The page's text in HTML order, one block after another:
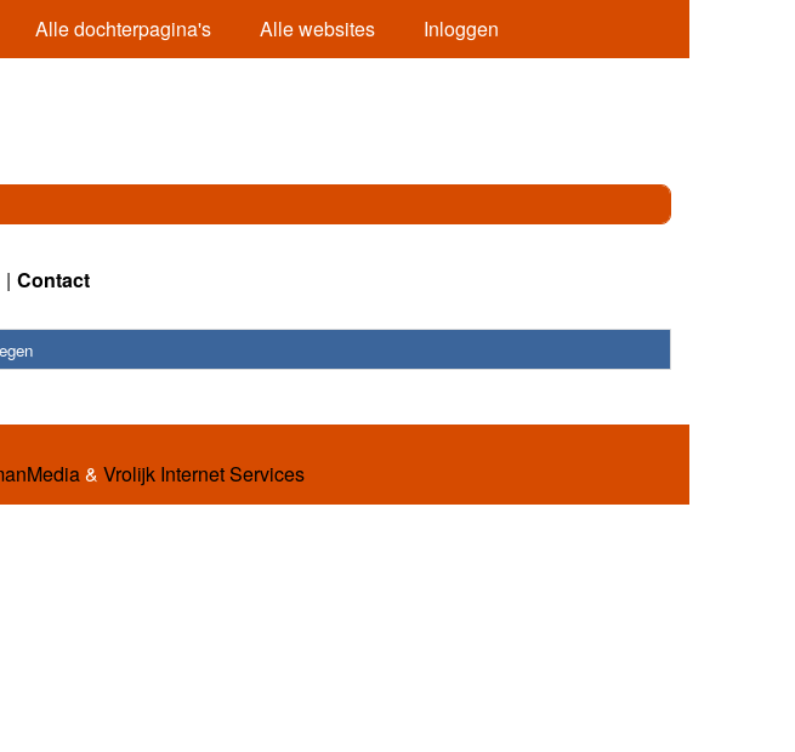
Alle dochterpagina's Alle websites Inloggen
Contact
& Vrolijk Internet Services